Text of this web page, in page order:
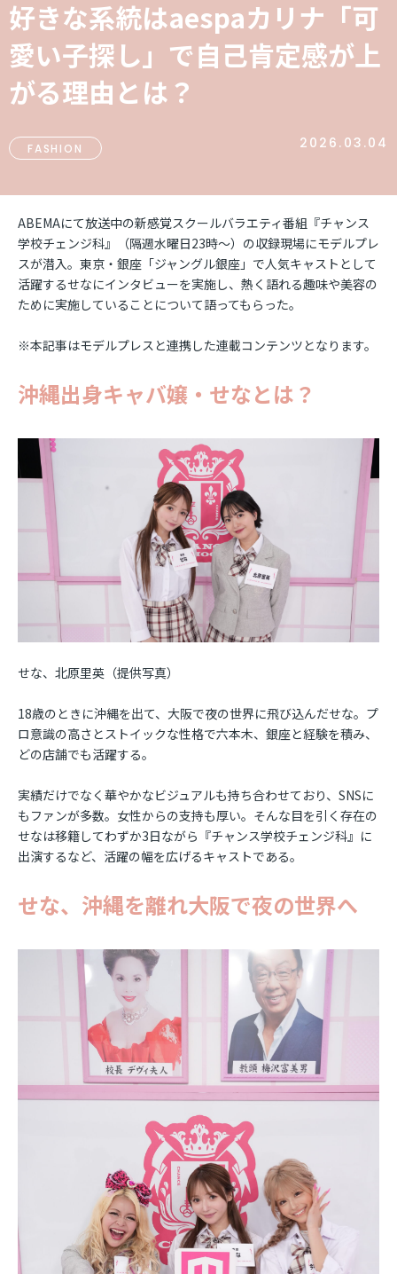
好きな系統はaespaカリナ「可
愛い子探し」で自己肯定感が上
がる理由とは？
FASHION 2026.03.04
ABEMAにて放送中の新感覚スクールバラエティ番組『チャンス
学校チェンジ科』（隔週水曜日23時～）の収録現場にモデルプレ
スが潜入。東京・銀座「ジャングル銀座」で人気キャストとして
活躍するせなにインタビューを実施し、熱く語れる趣味や美容の
ために実施していることについて語ってもらった。
※本記事はモデルプレスと連携した連載コンテンツとなります。
沖縄出身キャバ嬢・せなとは？
せな、北原里英（提供写真）
18歳のときに沖縄を出て、大阪で夜の世界に飛び込んだせな。プ
ロ意識の高さとストイックな性格で六本木、銀座と経験を積み、
どの店舗でも活躍する。
実績だけでなく華やかなビジュアルも持ち合わせており、SNSに
もファンが多数。女性からの支持も厚い。そんな目を引く存在の
せなは移籍してわずか3日ながら『チャンス学校チェンジ科』に
出演するなど、活躍の幅を広げるキャストである。
せな、沖縄を離れ大阪で夜の世界へ